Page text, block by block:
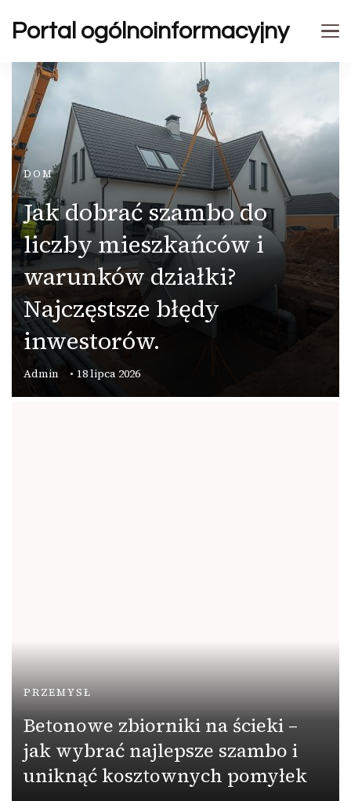
Portal ogólnoinformacyjny
DOM
Jak dobrać szambo do
liczby mieszkańców i
warunków działki?
Najczęstsze błędy
inwestorów.
Admin 18 lipca 2026
PRZEMYSŁ
Betonowe zbiorniki na ścieki –
jak wybrać najlepsze szambo i
uniknąć kosztownych pomyłek